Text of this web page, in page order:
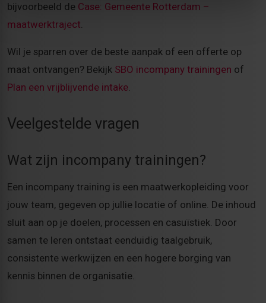
bijvoorbeeld de Case: Gemeente Rotterdam –
maatwerktraject.
Wil je sparren over de beste aanpak of een offerte op
maat ontvangen? Bekijk SBO incompany trainingen of
Plan een vrijblijvende intake.
Veelgestelde vragen
Wat zijn incompany trainingen?
Een incompany training is een maatwerkopleiding voor
jouw team, gegeven op jullie locatie of online. De inhoud
sluit aan op je doelen, processen en casuïstiek. Door
samen te leren ontstaat eenduidig taalgebruik,
consistente werkwijzen en een hogere borging van
kennis binnen de organisatie.